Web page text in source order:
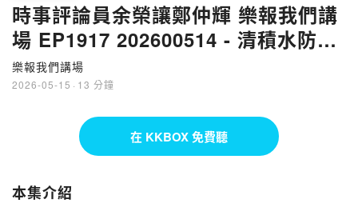
時事評論員余榮讓鄭仲輝 樂報我們講
場 EP1917 202600514 - 清積水防蚊
患
樂報我們講場
2026-05-15 · 13 分鐘
在 KKBOX 免費聽
本集介紹